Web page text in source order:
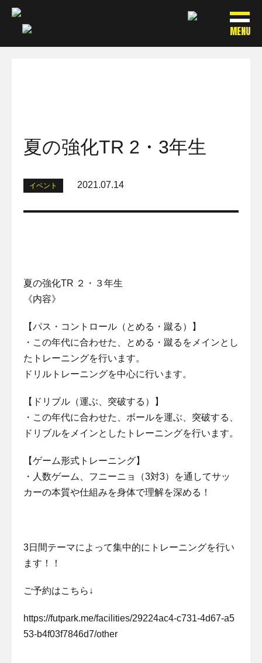
MENU
夏の強化TR 2・3年生
イベント 2021.07.14
夏の強化TR ２・３年生
《内容》
【パス・コントロール（とめる・蹴る）】
・この年代に合わせた、とめる・蹴るをメインとし
たトレーニングを行います。
ドリルトレーニングを中心に行います。
【ドリブル（運ぶ、突破する）】
・この年代に合わせた、ボールを運ぶ、突破する、
ドリブルをメインとしたトレーニングを行います。
【ゲーム形式トレーニング】
・人数ゲーム、フニーニョ（3対3）を通してサッ
カーの本質や仕組みを身体で理解を深める！
3日間テーマによって集中的にトレーニングを行い
ます！！
ご予約はこちら↓
https://futpark.me/facilities/29224ac4-c731-4d67-a5
53-b4f03f7846d7/other